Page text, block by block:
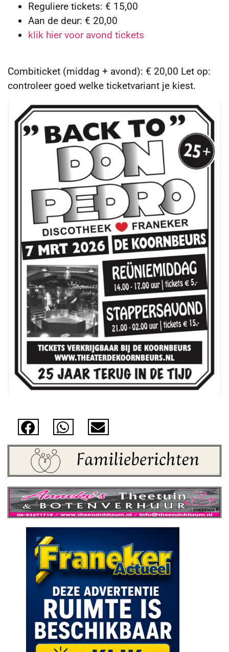
Reguliere tickets: € 15,00
Aan de deur: € 20,00
klik hier voor avond tickets
Combiticket (middag + avond): € 20,00 Let op:
controleer goed welke ticketvariant je kiest.